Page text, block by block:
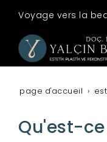
Voyage vers la
page d'accueil
Qu'est-